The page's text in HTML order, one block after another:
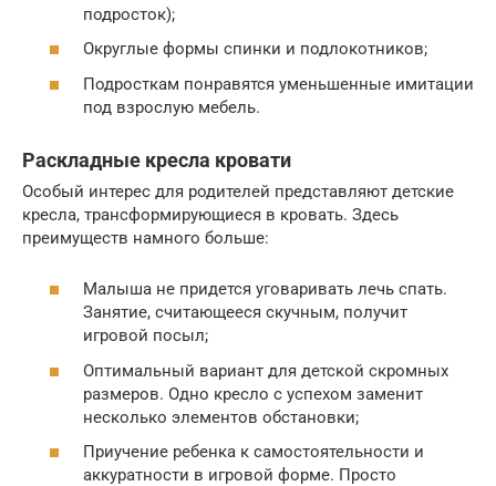
подросток);
Округлые формы спинки и подлокотников;
Подросткам понравятся уменьшенные имитации
под взрослую мебель.
Раскладные кресла кровати
Особый интерес для родителей представляют детские
кресла, трансформирующиеся в кровать. Здесь
преимуществ намного больше:
Малыша не придется уговаривать лечь спать.
Занятие, считающееся скучным, получит
игровой посыл;
Оптимальный вариант для детской скромных
размеров. Одно кресло с успехом заменит
несколько элементов обстановки;
Приучение ребенка к самостоятельности и
аккуратности в игровой форме. Просто